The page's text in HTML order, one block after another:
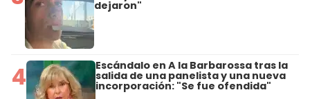
dejaron"
4 Escándalo en A la Barbarossa tras la
salida de una panelista y una nueva
incorporación: "Se fue ofendida"